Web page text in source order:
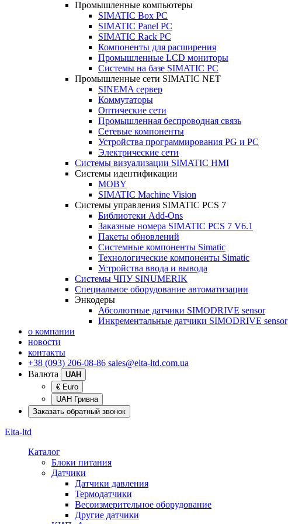
Промышленные компьютеры
SIMATIC Box PC
SIMATIC Panel PС
SIMATIC Rack PC
Компоненты для расширения
Промышленные LCD мониторы
Системы на базе SIMATIC PC
Промышленные сети SIMATIC NET
SINEMA сервер
Коммутаторы
Оптические сети
Промышленная беспроводная связь
Сетевые компоненты
Устройства программирования PG и PC
Электрические сети
Системы визуализации SIMATIC HMI
Системы идентификации
MOBY
SIMATIC Machine Vision
Системы управления SIMATIC PCS 7
Библиотеки Add-Ons
Заказные номера SIMATIC PCS 7 V6.1
Пакеты обновлений
Системные компоненты Simatic
Технологические компоненты Simatic
Устройства ввода и вывода
Системы ЧПУ SINUMERIK
Специальное оборудование автоматизации
Энкодеры
Абсолютные датчики SIMODRIVE sensor
Инкрементальные датчики SIMODRIVE sensor
о компании
новости
контакты
+38 (093) 206-08-86 sales@elta-ltd.com.ua
Валюта
UAH
€ Euro
UAH Гривна
Заказать обратный звонок
Elta-ltd
Каталог
Блоки питания
Датчики
Датчики давления
Термодатчики
Весоизмерительное оборудование
Другие датчики